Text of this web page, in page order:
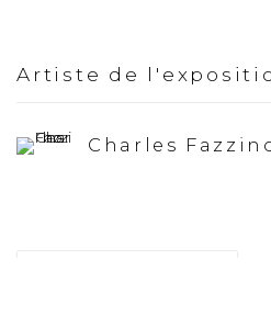
Artiste de
Charles